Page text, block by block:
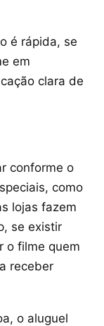
é rápida, se
em
clara de
conforme o
como
lojas fazem
se existir
o filme quem
receber
o aluguel